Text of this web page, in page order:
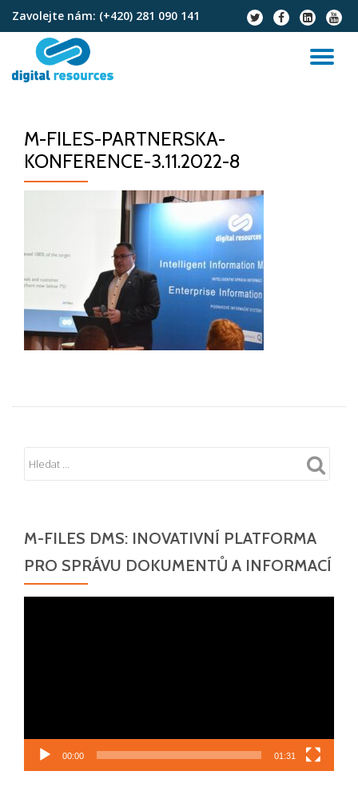
Přeskočit
obsah
Zavolejte nám: (+420) 281 090 141
fa-
twitter
fa-
facebook
fa-
linkedin-
square
fa-
M-FILES-PARTNERSKA-
KONFERENCE-3.11.2022-8
M-FILES DMS: INOVATIVNÍ PLATFORMA
PRO SPRÁVU DOKUMENTŮ A INFORMACÍ
00:00 01:31